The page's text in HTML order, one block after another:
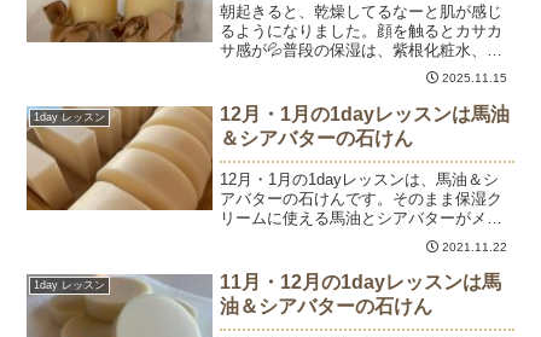
朝起きると、乾燥してるなーと肌が感じ
るようになりました。顔を触るとカサカ
サ感が💦普段の保湿は、紫根化粧水、セ
リシン化粧水、セリシン美容液を使って
いますが、もの足りなさを感じると馬油
をプラスしています。「馬油を塗ってし
ばらくすると馬油が角質層...
2025.11.15
1day レッスン
12月・1月の1dayレッスンは馬油
＆シアバターの石けん
12月・1月の1dayレッスンは、馬油＆シ
アバターの石けんです。そのまま保湿ク
リームに使える馬油とシアバターがメイ
ンオイルという、とっても贅沢な石けん
です。馬油は、動物の中で一番人の脂肪
酸組成に似ているといわれ、皮膚浸透性
が高いオイルです。...
2021.11.22
1day レッスン
11月・12月の1dayレッスンは馬
油＆シアバターの石けん